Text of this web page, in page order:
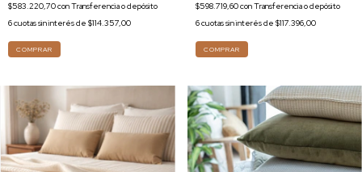
$583.220,70conTransferencia o depósito
6cuotas sin interés de $114.357,00
COMPRAR
$598.719,60conTransferencia o depósito
6cuotas sin interés de $117.396,00
COMPRAR